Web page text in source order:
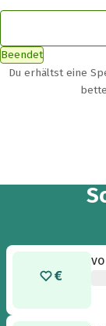
Beendet
Du erhältst eine